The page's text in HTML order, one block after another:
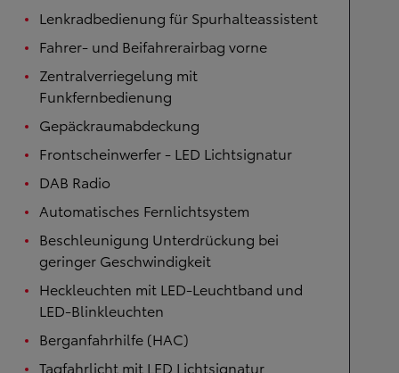
Lenkradbedienung für Spurhalteassistent
Fahrer- und Beifahrerairbag vorne
Zentralverriegelung mit
Funkfernbedienung
Gepäckraumabdeckung
Frontscheinwerfer - LED Lichtsignatur
DAB Radio
Automatisches Fernlichtsystem
Beschleunigung Unterdrückung bei
geringer Geschwindigkeit
Heckleuchten mit LED-Leuchtband und
LED-Blinkleuchten
Berganfahrhilfe (HAC)
Tagfahrlicht mit LED Lichtsignatur